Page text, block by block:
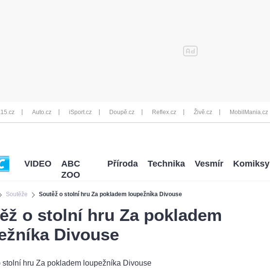
Auto.cz iSport.cz Doupě.cz Reflex.cz Živě.cz MobilMania.cz
Soutěže Soutěž o stolní hru Za pokladem loupežníka Divouse
VIDEO
ABC
ZOO
Příroda Technika Vesmír Komiksy
o stolní hru Za pokladem
Divouse